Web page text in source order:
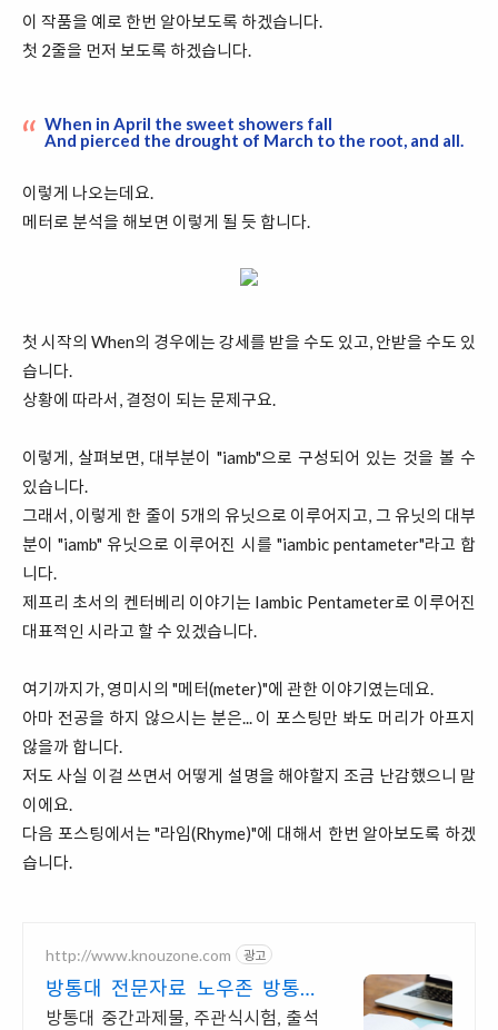
이 작품을 예로 한번 알아보도록 하겠습니다.
첫 2줄을 먼저 보도록 하겠습니다.
When in April the sweet showers fall
And pierced the drought of March to the root, and all.
이렇게 나오는데요.
메터로 분석을 해보면 이렇게 될 듯 합니다.
첫 시작의 When의 경우에는 강세를 받을 수도 있고, 안받을 수도 있
습니다.
상황에 따라서, 결정이 되는 문제구요.
이렇게, 살펴보면, 대부분이 "iamb"으로 구성되어 있는 것을 볼 수
있습니다.
그래서, 이렇게 한 줄이 5개의 유닛으로 이루어지고, 그 유닛의 대부
분이 "iamb" 유닛으로 이루어진 시를 "iambic pentameter"라고 합
니다.
제프리 초서의 켄터베리 이야기는 Iambic Pentameter로 이루어진
대표적인 시라고 할 수 있겠습니다.
여기까지가, 영미시의 "메터(meter)"에 관한 이야기였는데요.
아마 전공을 하지 않으시는 분은... 이 포스팅만 봐도 머리가 아프지
않을까 합니다.
저도 사실 이걸 쓰면서 어떻게 설명을 해야할지 조금 난감했으니 말
이에요.
다음 포스팅에서는 "라임(Rhyme)"에 대해서 한번 알아보도록 하겠
습니다.
http://www.knouzone.com 광고
방통대 전문자료 노우존 방통대
자료포털 NO.1
방통대 중간과제물, 주관식시험, 출석